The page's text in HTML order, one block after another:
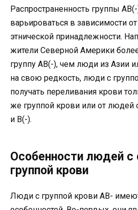
Распространенность группы
варьироваться в зависимости
этнической принадлежности.
жители Северной Америки
группу AB(-), чем люди из Азии
на свою редкость, люди с
получать переливания крови
же группой крови или от людей
и B(-).
Особенности людей с
группой крови
Люди с группой крови AB-